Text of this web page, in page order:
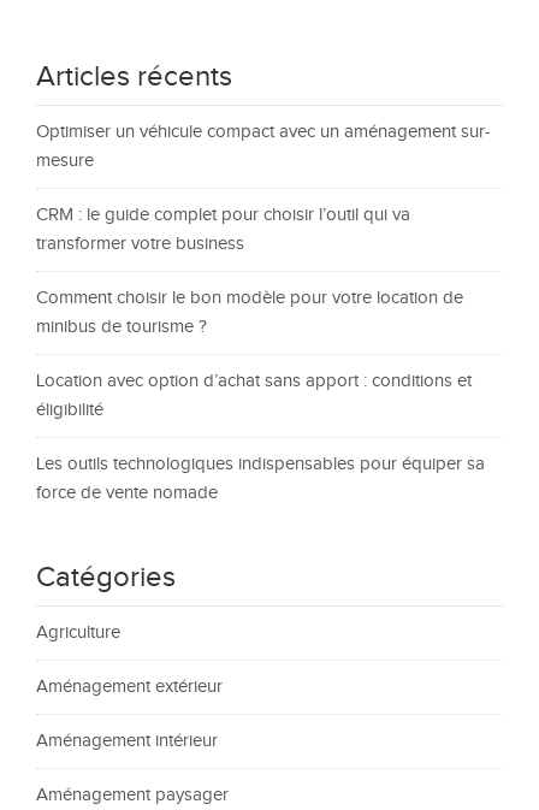
Articles récents
Optimiser un véhicule compact avec un aménagement sur-
mesure
CRM : le guide complet pour choisir l’outil qui va
transformer votre business
Comment choisir le bon modèle pour votre location de
minibus de tourisme ?
Location avec option d’achat sans apport : conditions et
éligibilité
Les outils technologiques indispensables pour équiper sa
force de vente nomade
Catégories
Agriculture
Aménagement extérieur
Aménagement intérieur
Aménagement paysager